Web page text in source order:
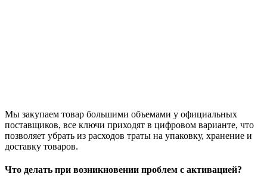
Мы закупаем товар большими объемами у официальных
поставщиков, все ключи приходят в цифровом варианте, что
позволяет убрать из расходов траты на упаковку, хранение и
доставку товаров.
Что делать при возникновении проблем с активацией?